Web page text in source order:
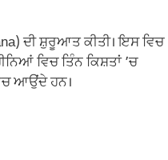
ਦੀ ਸ਼ੁਰੂਆਤ ਕੀਤੀ। ਇਸ ਵਿਚ
ਵਿਚ ਤਿੰਨ ਕਿਸ਼ਤਾਂ ’ਚ
ਆਉਂਦੇ ਹਨ।